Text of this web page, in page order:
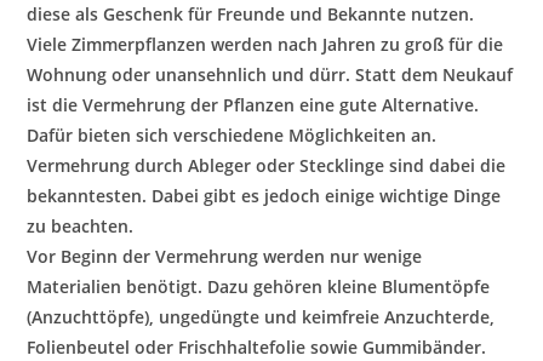
diese als Geschenk für Freunde und Bekannte nutzen.
Viele Zimmerpflanzen werden nach Jahren zu groß für die
Wohnung oder unansehnlich und dürr. Statt dem Neukauf
ist die Vermehrung der Pflanzen eine gute Alternative.
Dafür bieten sich verschiedene Möglichkeiten an.
Vermehrung durch Ableger oder Stecklinge sind dabei die
bekanntesten. Dabei gibt es jedoch einige wichtige Dinge
zu beachten.
Vor Beginn der Vermehrung werden nur wenige
Materialien benötigt. Dazu gehören kleine Blumentöpfe
(Anzuchttöpfe), ungedüngte und keimfreie Anzuchterde,
Folienbeutel oder Frischhaltefolie sowie Gummibänder.